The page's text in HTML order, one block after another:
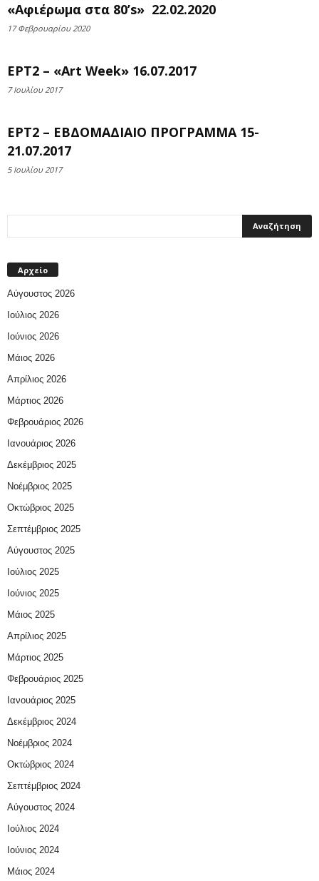
«Αφιέρωμα στα 80’s» 22.02.2020
17 Φεβρουαρίου 2020
ΕΡΤ2 – «Art Week» 16.07.2017
7 Ιουλίου 2017
ΕΡΤ2 – ΕΒΔΟΜΑΔΙΑΙΟ ΠΡΟΓΡΑΜΜΑ 15-
21.07.2017
5 Ιουλίου 2017
Αρχείο
Αύγουστος 2026
Ιούλιος 2026
Ιούνιος 2026
Μάιος 2026
Απρίλιος 2026
Μάρτιος 2026
Φεβρουάριος 2026
Ιανουάριος 2026
Δεκέμβριος 2025
Νοέμβριος 2025
Οκτώβριος 2025
Σεπτέμβριος 2025
Αύγουστος 2025
Ιούλιος 2025
Ιούνιος 2025
Μάιος 2025
Απρίλιος 2025
Μάρτιος 2025
Φεβρουάριος 2025
Ιανουάριος 2025
Δεκέμβριος 2024
Νοέμβριος 2024
Οκτώβριος 2024
Σεπτέμβριος 2024
Αύγουστος 2024
Ιούλιος 2024
Ιούνιος 2024
Μάιος 2024